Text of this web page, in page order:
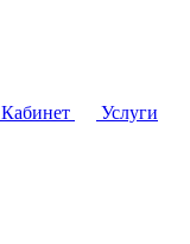
Кабинет Услуги